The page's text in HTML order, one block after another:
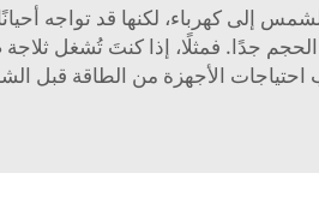
إلى كهرباء، لكنها قد تواجه
جدًا. فمثلًا، إذا كنتَ تُشغل
الأجهزة من الطاقة قبل